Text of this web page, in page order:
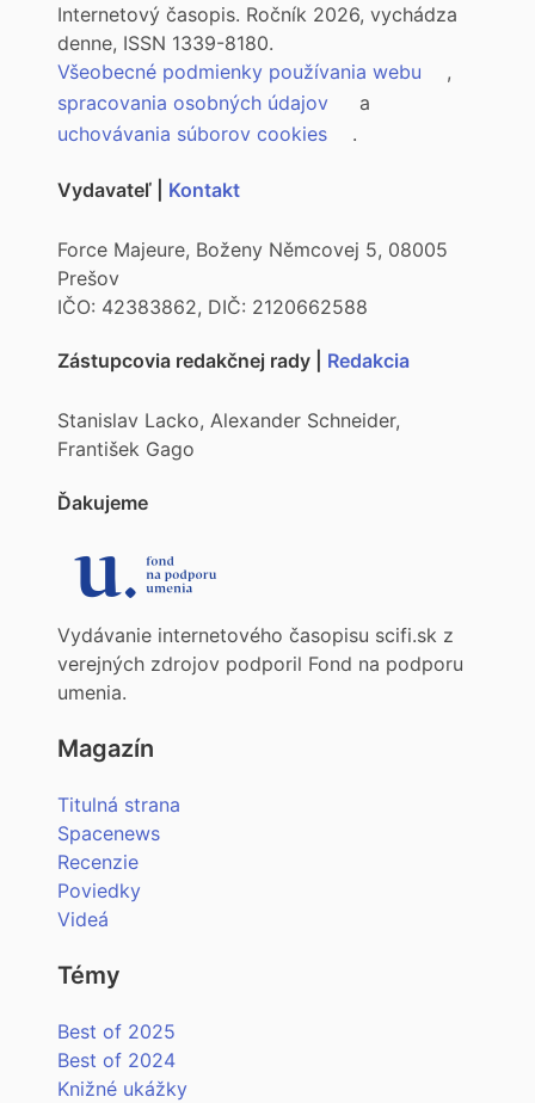
Internetový časopis. Ročník 2026, vychádza
denne, ISSN 1339-8180.
Všeobecné podmienky používania webu
,
spracovania osobných údajov
a
uchovávania súborov cookies
.
Vydavateľ | Kontakt
Force Majeure, Boženy Němcovej 5, 08005
Prešov
IČO: 42383862, DIČ: 2120662588
Zástupcovia redakčnej rady | Redakcia
Stanislav Lacko, Alexander Schneider,
František Gago
Ďakujeme
Vydávanie internetového časopisu scifi.sk z
verejných zdrojov podporil Fond na podporu
umenia.
Magazín
Titulná strana
Spacenews
Recenzie
Poviedky
Videá
Témy
Best of 2025
Best of 2024
Knižné ukážky